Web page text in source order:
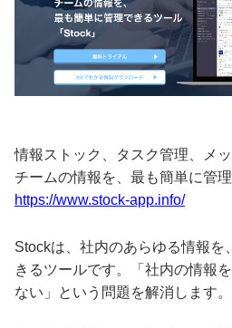
情報ストック、タスク管理、メ
チームの情報を、最も簡単に管
https://www.stock-app.info/
Stockは、社内のあらゆる情報を
きるツールです。「社内の情報
ない」という問題を解消します。